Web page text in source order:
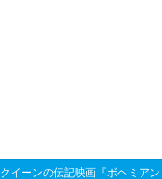
クイーンの伝記映画『ボヘミア